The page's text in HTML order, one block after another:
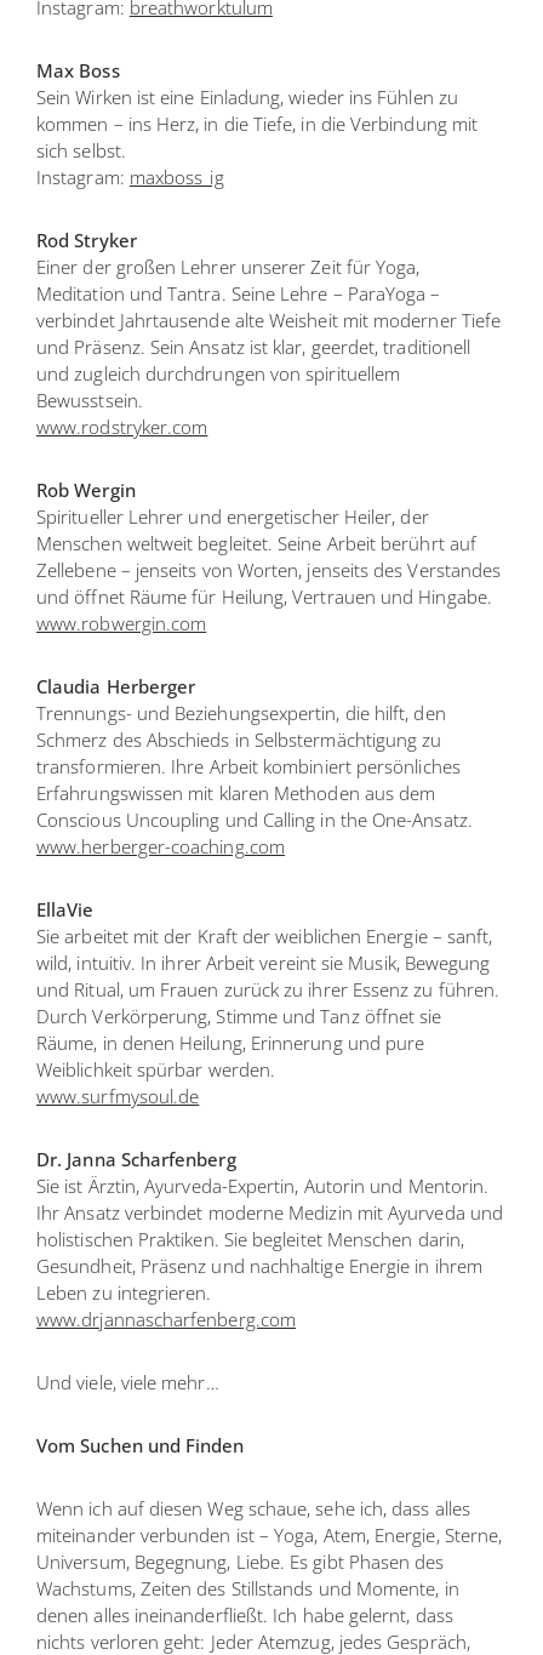
Instagram: breathworktulum
Max Boss
Sein Wirken ist eine Einladung, wieder ins Fühlen zu
kommen – ins Herz, in die Tiefe, in die Verbindung mit
sich selbst.
Instagram: maxboss_ig
Rod Stryker
Einer der großen Lehrer unserer Zeit für Yoga,
Meditation und Tantra. Seine Lehre – ParaYoga –
verbindet Jahrtausende alte Weisheit mit moderner Tiefe
und Präsenz. Sein Ansatz ist klar, geerdet, traditionell
und zugleich durchdrungen von spirituellem
Bewusstsein.
www.rodstryker.com
Rob Wergin
Spiritueller Lehrer und energetischer Heiler, der
Menschen weltweit begleitet. Seine Arbeit berührt auf
Zellebene – jenseits von Worten, jenseits des Verstandes
und öffnet Räume für Heilung, Vertrauen und Hingabe.
www.robwergin.com
Claudia Herberger
Trennungs- und Beziehungsexpertin, die hilft, den
Schmerz des Abschieds in Selbstermächtigung zu
transformieren. Ihre Arbeit kombiniert persönliches
Erfahrungswissen mit klaren Methoden aus dem
Conscious Uncoupling und Calling in the One-Ansatz.
www.herberger-coaching.com
EllaVie
Sie arbeitet mit der Kraft der weiblichen Energie – sanft,
wild, intuitiv. In ihrer Arbeit vereint sie Musik, Bewegung
und Ritual, um Frauen zurück zu ihrer Essenz zu führen.
Durch Verkörperung, Stimme und Tanz öffnet sie
Räume, in denen Heilung, Erinnerung und pure
Weiblichkeit spürbar werden.
www.surfmysoul.de
Dr. Janna Scharfenberg
Sie ist Ärztin, Ayurveda-Expertin, Autorin und Mentorin.
Ihr Ansatz verbindet moderne Medizin mit Ayurveda und
holistischen Praktiken. Sie begleitet Menschen darin,
Gesundheit, Präsenz und nachhaltige Energie in ihrem
Leben zu integrieren.
www.drjannascharfenberg.com
Und viele, viele mehr…
Vom Suchen und Finden
Wenn ich auf diesen Weg schaue, sehe ich, dass alles
miteinander verbunden ist – Yoga, Atem, Energie, Sterne,
Universum, Begegnung, Liebe. Es gibt Phasen des
Wachstums, Zeiten des Stillstands und Momente, in
denen alles ineinanderfließt. Ich habe gelernt, dass
nichts verloren geht: Jeder Atemzug, jedes Gespräch,